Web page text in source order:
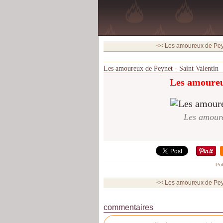
<< Les amoureux de
Les amoureux de Peynet - Saint Valentin
Les
Les
<< Les amoureux de
commentaires